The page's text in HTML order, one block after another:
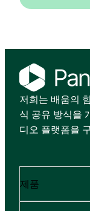
저희는 배움의
식 공유 방식을
디오 플랫폼을
제품